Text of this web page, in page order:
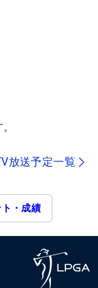
放送予定一覧
・成績